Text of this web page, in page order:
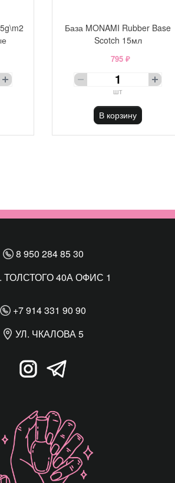
База MONAMI Rubber Base
Scotch 15мл
795 ₽
шт
В корзину
8 950 284 85 30
ТОЛСТОГО 40А ОФИС 1
+7 914 331 90 90
УЛ. ЧКАЛОВА 5